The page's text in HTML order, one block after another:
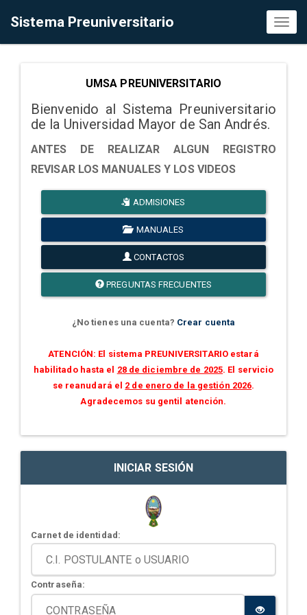
Sistema Preuniversitario
UMSA PREUNIVERSITARIO
Bienvenido al Sistema Preuniversitario
de la Universidad Mayor de San Andrés.
ANTES DE REALIZAR ALGUN REGISTRO
REVISAR LOS MANUALES Y LOS VIDEOS
ADMISIONES
MANUALES
CONTACTOS
PREGUNTAS FRECUENTES
¿No tienes una cuenta? Crear cuenta
ATENCIÓN: El sistema PREUNIVERSITARIO estará
habilitado hasta el 28 de diciembre de 2025. El servicio
se reanudará el 2 de enero de la gestión 2026.
Agradecemos su gentil atención.
INICIAR SESIÓN
Carnet de identidad:
Contraseña: